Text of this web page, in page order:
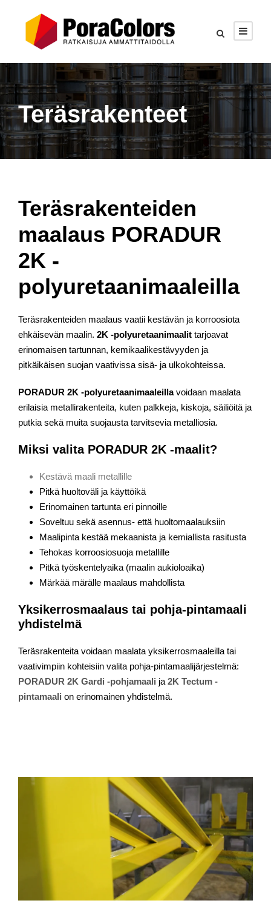
Teräsrakenteet
Teräsrakenteiden
maalaus PORADUR
2K -
polyuretaanimaaleilla
Teräsrakenteiden maalaus vaatii kestävän ja korroosiota
ehkäisevän maalin. 2K -polyuretaanimaalit tarjoavat
erinomaisen tartunnan, kemikaalikestävyyden ja
pitkäikäisen suojan vaativissa sisä- ja ulkokohteissa.
PORADUR 2K -polyuretaanimaaleillavoidaan maalata
erilaisia metallirakenteita, kuten palkkeja, kiskoja, säiliöitä ja
putkia sekä muita suojausta tarvitsevia metalliosia.
Miksi valita PORADUR 2K -maalit?
Kestävä maali metallille
Pitkä huoltoväli ja käyttöikä
Erinomainen tartunta eri pinnoille
Soveltuu sekä asennus- että huoltomaalauksiin
Maalipinta kestää mekaanista ja kemiallista rasitusta
Tehokas korroosiosuoja metallille
Pitkä työskentelyaika (maalin aukioloaika)
Märkää märälle maalaus mahdollista
Yksikerrosmaalaus tai pohja-pintamaali
yhdistelmä
Teräsrakenteita voidaan maalata yksikerrosmaaleilla tai
vaativimpiin kohteisiin valita pohja-pintamaalijärjestelmä:
PORADUR 2K Gardi -pohjamaali ja 2K Tectum -
pintamaali on erinomainen yhdistelmä.